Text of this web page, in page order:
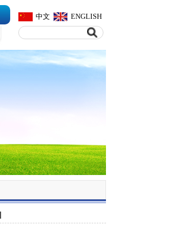
中文 ENGLISH